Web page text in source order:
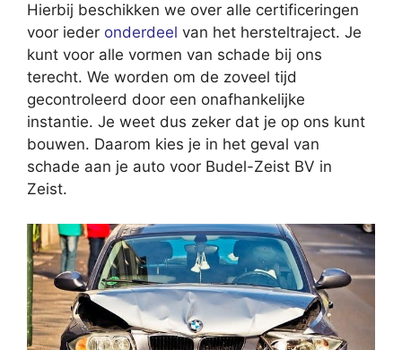
Hierbij beschikken we over alle certificeringen
voor ieder onderdeel van het hersteltraject. Je
kunt voor alle vormen van schade bij ons
terecht. We worden om de zoveel tijd
gecontroleerd door een onafhankelijke
instantie. Je weet dus zeker dat je op ons kunt
bouwen. Daarom kies je in het geval van
schade aan je auto voor Budel-Zeist BV in
Zeist.